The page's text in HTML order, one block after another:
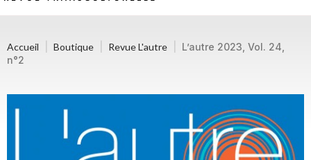
Accueil Boutique Revue L'autre
L’autre 2023, Vol. 24,
n°2